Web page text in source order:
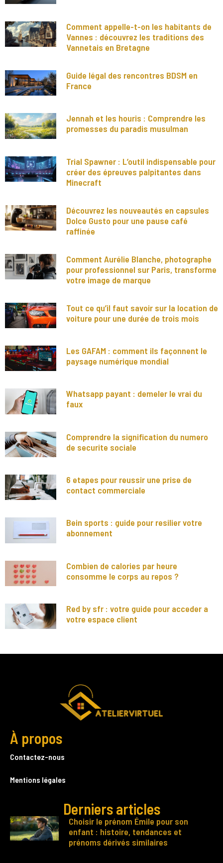
Comment appelle-t-on les habitants de
Vannes : découvrez les traditions des
Vannetais en Bretagne
Guide légal des rencontres BDSM en
France
Jennah et les houris : Comprendre les
promesses du paradis musulman
Trial Spawner : L’outil indispensable pour
créer des épreuves palpitantes dans
Minecraft
Découvrez les nouveautés en capsules
Dolce Gusto pour une pause café
raffinée
Comment Aurélie Blanche, photographe
pour professionnel sur Paris, transforme
votre image de marque
Tout ce qu’il faut savoir sur la location de
voiture pour une durée de trois mois
Les GAFAM : comment ils façonnent le
paysage numérique mondial
Whatsapp payant : demeler le vrai du
faux
Comprendre la signification du numero
de securite sociale
6 etapes pour reussir une prise de
contact commerciale
Bein sports : guide pour resilier votre
abonnement
Combien de calories par heure
consomme le corps au repos ?
Red by sfr : votre guide pour acceder a
votre espace client
À propos
Contactez-nous
Mentions légales
Derniers articles
Choisir le prénom Émile pour son
enfant : histoire, tendances et
prénoms dérivés similaires